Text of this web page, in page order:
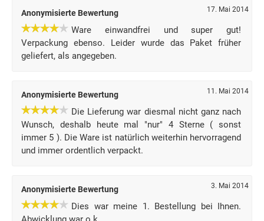
Anonymisierte Bewertung 17. Mai 2014
Ware einwandfrei und super gut!
Verpackung ebenso. Leider wurde das Paket früher
geliefert, als angegeben.
Anonymisierte Bewertung 11. Mai 2014
Die Lieferung war diesmal nicht ganz nach
Wunsch, deshalb heute mal "nur" 4 Sterne ( sonst
immer 5 ). Die Ware ist natürlich weiterhin hervorragend
und immer ordentlich verpackt.
Anonymisierte Bewertung 3. Mai 2014
Dies war meine 1. Bestellung bei Ihnen.